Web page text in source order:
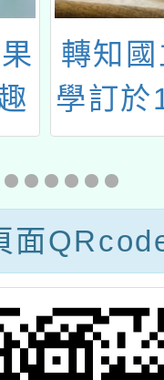
轉知
學訂於
27日
辦理
教育
訓
面